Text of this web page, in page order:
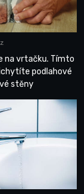
na vrtačku. Tímto
podlahové
stěny